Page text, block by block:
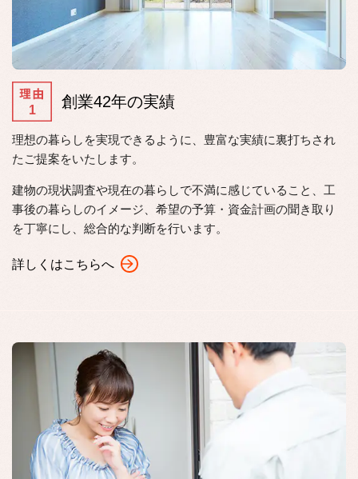
創業42年の実績
理想の暮らしを実現できるように、豊富な実績に裏打ちされ
たご提案をいたします。
建物の現状調査や現在の暮らしで不満に感じていること、工
事後の暮らしのイメージ、希望の予算・資金計画の聞き取り
を丁寧にし、総合的な判断を行います。
詳しくはこちらへ